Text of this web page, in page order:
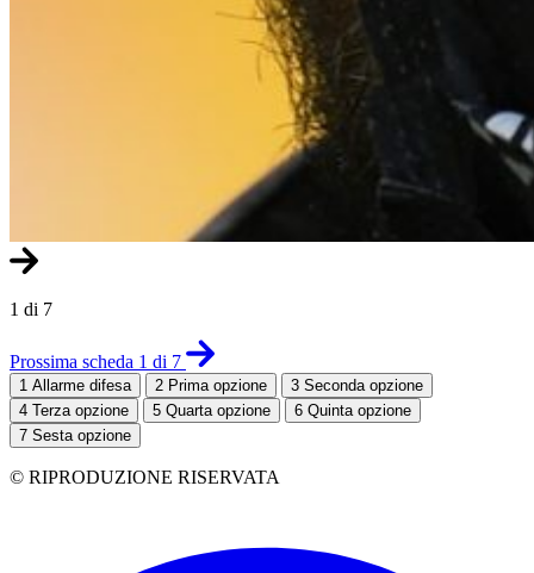
1 di 7
Prossima scheda 1 di 7
1 Allarme difesa 2 Prima opzione 3 Seconda opzione
4 Terza opzione 5 Quarta opzione 6 Quinta opzione
7 Sesta opzione
© RIPRODUZIONE RISERVATA